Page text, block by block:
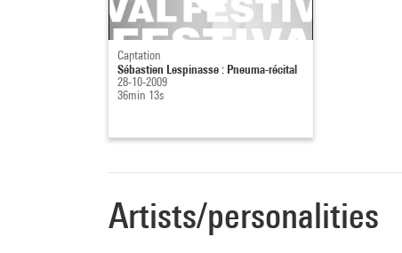
Captation
Sébastien Lespinasse : Pneuma-récital
28-10-2009
36min 13s
Artists/personalities